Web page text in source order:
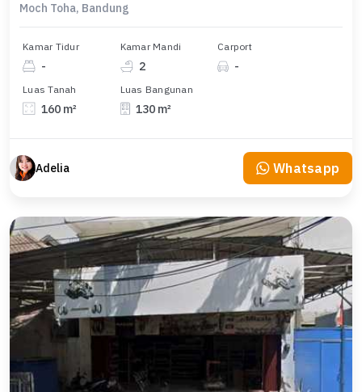
Moch Toha, Bandung
Kamar Tidur
-
Kamar Mandi
2
Carport
-
Luas Tanah
160 m²
Luas Bangunan
130 m²
Adelia Whatsapp